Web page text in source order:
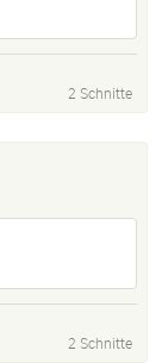
2 Schnitte
2 Schnitte